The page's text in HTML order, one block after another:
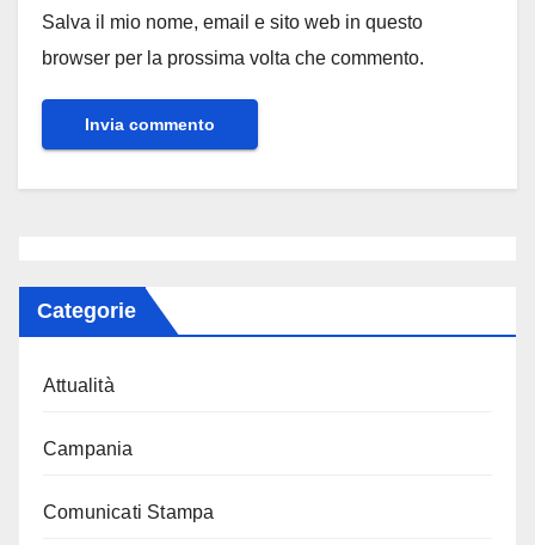
Salva il mio nome, email e sito web in questo
browser per la prossima volta che commento.
Categorie
Attualità
Campania
Comunicati Stampa